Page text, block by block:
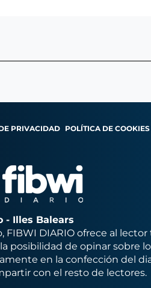
PRIVACIDAD POLÍTICA DE COOKIES
- Illes Balears
DIARIO ofrece al
posibilidad de opinar sobre
en la confección del
con el resto de lectores.